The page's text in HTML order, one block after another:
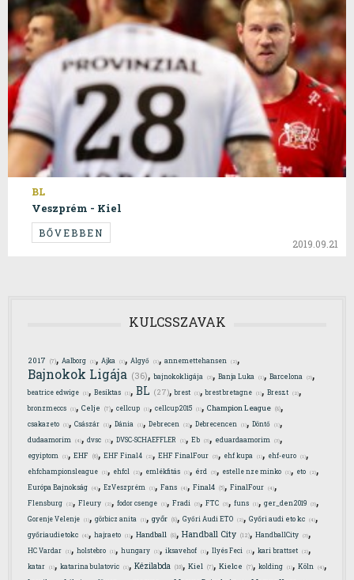
BL
Veszprém - Kiel
BŐVEBBEN
2019.09.21
KULCSSZAVAK
2017 (7), Aalborg (1), Ajka (1), Algyő (1), annemettehansen (2),
Bajnokok Ligája (36), bajnokokligája (3), Banja Luka (1), Barcelona (3),
beatrice edwige (1), Besiktas (1), BL (27),brest (1),brest bretagne (1), Breszt (2),
bronzmeccs (1), Celje (7), cellcup (1), cellcup2015 (1), Champion League (8),
csakazeto (1), Császár (1), Dánia (1), Debrecen (2), Debrecencen (1), Döntő (1),
dudaamorim (4), dvsc (1), DVSC-SCHAEFFLER (1), Eb (3), eduardaamorim (3),
egyiptom (1), EHF (6), EHF Final4 (2), EHF FinalFour (3), ehf kupa (1), ehf-euro (1),
ehfchampionsleague (1), ehfcl (2), emlékfitás (1), érd (3), estelle nze minko (1), eto (2),
Európa Bajnokság (4), EzVeszprém (1), Fans (4), Final4 (5), FinalFour (4),
Flensburg (2), Fleury (2), fodor csenge (1), Fradi (3), FTC (3), funs (1), ger_den2019 (3),
Gorenje Velenje (1), görbicz anita (1), győr (8), Győri Audi ETO (2), Győri audi eto kc (4),
győriaudietokc (4), hajraeto (1), Handball (8), Handball City (12), HandballCity (3),
HC Vardar (1), holstebro (1), hungary (1), iksavehof (1), Ilyés Feci (1), kari brattset (2),
katar (1), katarina bulatovic (1), Kézilabda (10), Kiel (7), Kielce (7), kolding (1), Köln (4),